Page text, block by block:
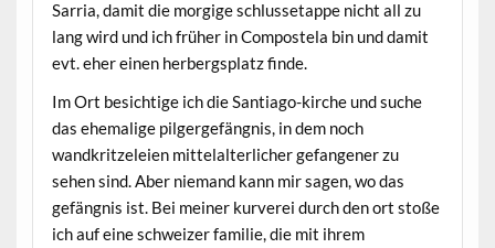
Sarria, damit die morgige schlussetappe nicht all zu
lang wird und ich früher in Compostela bin und damit
evt. eher einen herbergsplatz finde.
Im Ort besichtige ich die Santiago-kirche und suche
das ehemalige pilgergefängnis, in dem noch
wandkritzeleien mittelalterlicher gefangener zu
sehen sind. Aber niemand kann mir sagen, wo das
gefängnis ist. Bei meiner kurverei durch den ort stoße
ich auf eine schweizer familie, die mit ihrem